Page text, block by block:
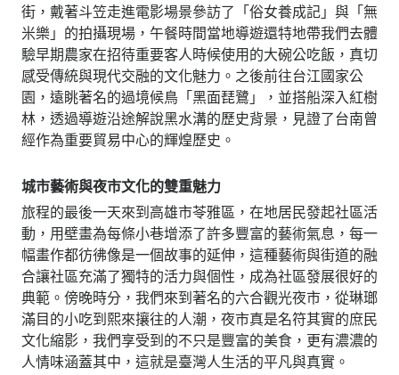
街，戴著斗笠走進電影場景參訪了「俗女養成記」與「無
米樂」的拍攝現場，午餐時間當地導遊還特地帶我們去體
驗早期農家在招待重要客人時候使用的大碗公吃飯，真切
感受傳統與現代交融的文化魅力。之後前往台江國家公
園，遠眺著名的過境候鳥「黑面琵鷺」，並搭船深入紅樹
林，透過導遊沿途解說黑水溝的歷史背景，見證了台南曾
經作為重要貿易中心的輝煌歷史。
城市藝術與夜市文化的雙重魅力
旅程的最後一天來到高雄市苓雅區，在地居民發起社區活
動，用壁畫為每條小巷增添了許多豐富的藝術氣息，每一
幅畫作都彷彿像是一個故事的延伸，這種藝術與街道的融
合讓社區充滿了獨特的活力與個性，成為社區發展很好的
典範。傍晚時分，我們來到著名的六合觀光夜市，從琳瑯
滿目的小吃到熙來攘往的人潮，夜市真是名符其實的庶民
文化縮影，我們享受到的不只是豐富的美食，更有濃濃的
人情味涵蓋其中，這就是臺灣人生活的平凡與真實。